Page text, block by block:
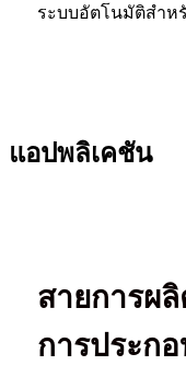
ระบบอัตโนมัติสำห
แอปพลิเคชัน
สายการผ
การประก